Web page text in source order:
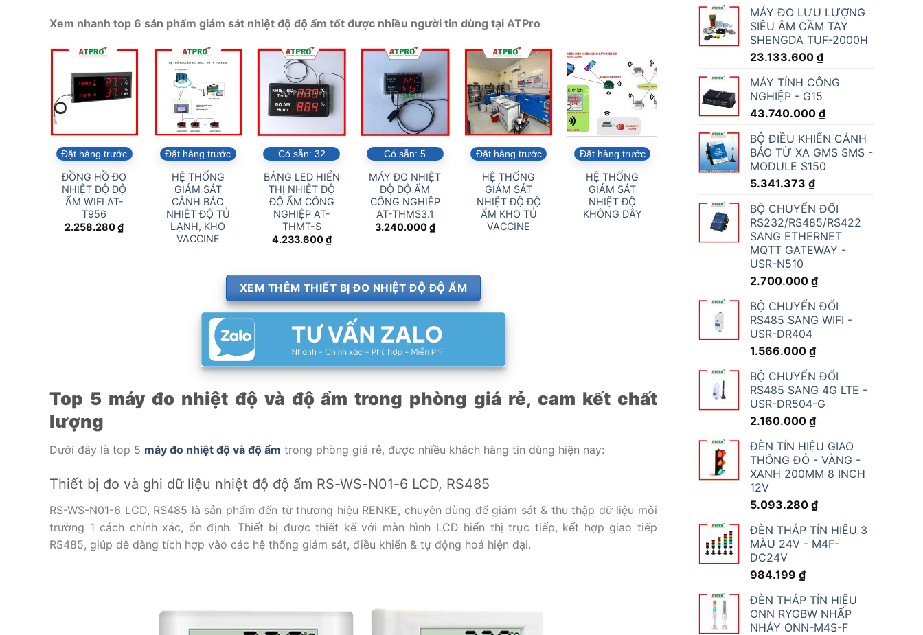
Xem nhanh top 6 sản phẩm giám sát nhiệt độ độ ẩm tốt được nhiều người tin dùng tại ATPro
Đặt hàng trước
ĐỒNG HỒ ĐO
NHIỆT ĐỘ ĐỘ
ẨM WIFI AT-
T956
2.258.280₫
Đặt hàng trước
HỆ THỐNG
GIÁM SÁT
CẢNH BÁO
NHIỆT ĐỘ TỦ
LẠNH, KHO
VACCINE
Có sẵn: 32
BẢNG LED HIỂN
THỊ NHIỆT ĐỘ
ĐỘ ẨM CÔNG
NGHIỆP AT-
THMT-S
4.233.600₫
Có sẵn:5
MÁY ĐO NHIỆT
ĐỘ ĐỘ ẨM
CÔNG NGHIỆP
AT-THMS3.1
3.240.000₫
Đặt hàng trước
HỆ THỐNG
GIÁM SÁT
NHIỆT ĐỘ ĐỘ
ẨM KHO TỦ
VACCINE
Đặt hàng trước
HỆ THỐNG
GIÁM SÁT
NHIỆT ĐỘ
KHÔNG DÂY
XEM THÊM THIẾT BỊ ĐO NHIỆT ĐỘ ĐỘ ẨM
Top 5 máy đo nhiệt độ và độ ẩm trong phòng giá rẻ, cam kết chất
lượng
Dưới đây là top 5 máy đo nhiệt độ và độ ẩm trong phòng giá rẻ, được nhiều khách hàng tin dùng hiện nay:
Thiết bị đo và ghi dữ liệu nhiệt độ độ ẩm RS-WS-N01-6 LCD, RS485
RS-WS-N01-6 LCD, RS485 là sản phẩm đến từ thương hiệu RENKE, chuyên dùng để giám sát & thu thập dữ liệu môi
trường 1 cách chính xác, ổn định. Thiết bị được thiết kế với màn hình LCD hiển thị trực tiếp, kết hợp giao tiếp
RS485, giúp dễ dàng tích hợp vào các hệ thống giám sát, điều khiển & tự động hoá hiện đại.
MÁY ĐO LƯU LƯỢNG
SIÊU ÂM CẦM TAY
SHENGDA TUF-2000H
23.133.600 ₫
MÁY TÍNH CÔNG
NGHIỆP - G15
43.740.000 ₫
BỘ ĐIỀU KHIỂN CẢNH
BÁO TỪ XA GMS SMS -
MODULE S150
5.341.373 ₫
BỘ CHUYỂN ĐỔI
RS232/RS485/RS422
SANG ETHERNET
MQTT GATEWAY -
USR-N510
2.700.000 ₫
BỘ CHUYỂN ĐỔI
RS485 SANG WIFI -
USR-DR404
1.566.000 ₫
BỘ CHUYỂN ĐỔI
RS485 SANG 4G LTE -
USR-DR504-G
2.160.000 ₫
ĐÈN TÍN HIỆU GIAO
THÔNG ĐỎ - VÀNG -
XANH 200MM 8 INCH
12V
5.093.280 ₫
ĐÈN THÁP TÍN HIỆU 3
MÀU 24V - M4F-
DC24V
984.199 ₫
ĐÈN THÁP TÍN HIỆU
ONN RYGBW NHẤP
NHÁY ONN-M4S-F